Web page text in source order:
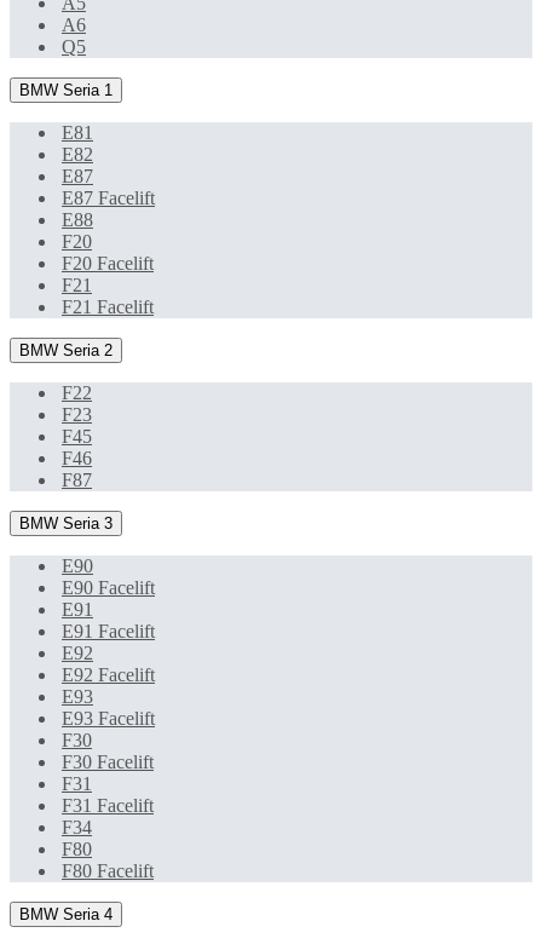
A6
Q5
BMW Seria 1
E81
E82
E87
E87 Facelift
E88
F20
F20 Facelift
F21
F21 Facelift
BMW Seria 2
F22
F23
F45
F46
F87
BMW Seria 3
E90
E90 Facelift
E91
E91 Facelift
E92
E92 Facelift
E93
E93 Facelift
F30
F30 Facelift
F31
F31 Facelift
F34
F80
F80 Facelift
BMW Seria 4